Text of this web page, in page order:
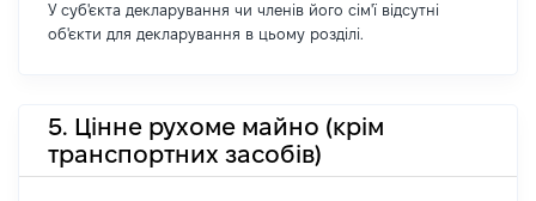
У суб'єкта декларування чи членів його сім'ї відсутні
об'єкти для декларування в цьому розділі.
5. Цінне рухоме майно (крім
транспортних засобів)